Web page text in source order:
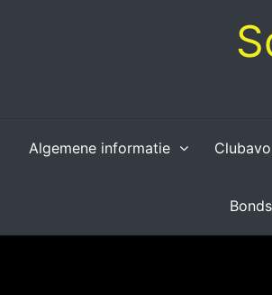
Algemene informatie